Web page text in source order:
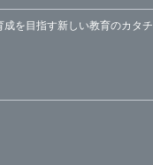
成を目指す新しい教育のカタチ